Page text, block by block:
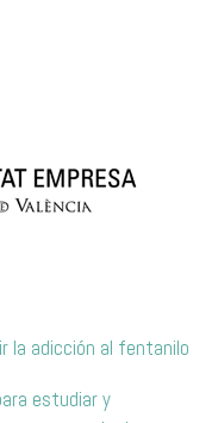
la adicción al fentanilo
estudiar y